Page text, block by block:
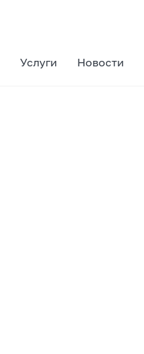
Услуги Новости